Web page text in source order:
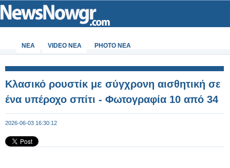
ΝΕΑ VIDEO NEA PHOTO NEA
Κλασικό ρουστίκ με σύγχρονη αισθητική σε
ένα υπέροχο σπίτι - Φωτογραφία 10 από 34
2026-06-03 16:30:12